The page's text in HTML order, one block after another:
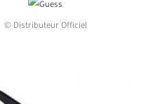
© Distributeur Officiel